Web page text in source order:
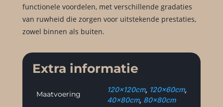
functionele voordelen, met verschillende gradaties
van ruwheid die zorgen voor uitstekende prestaties,
zowel binnen als buiten.
Extra informatie
Maatvoering
120x120cm, 120x60cm,
40x80cm, 80x80cm